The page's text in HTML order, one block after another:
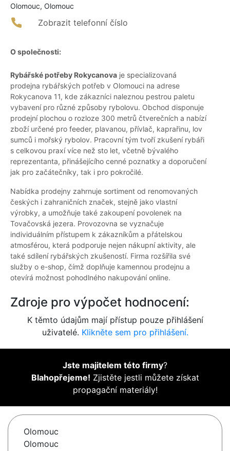
Olomouc, Olomouc
Zobrazit telefonní číslo
O společnosti:
Rybářské potřeby Rokycanova je specializovaná
prodejna rybářských potřeb v Olomouci na adrese
Rokycanova 11, kde zákazníci naleznou pestrou paletu
vybavení pro různé způsoby rybolovu. Obchod disponuje
prodejní plochou o rozloze 300 metrů čtverečních a nabízí
zboží určené pro feeder, plavanou, přívlač, kaprařinu, lov
sumců i mořský rybolov. Pracovní tým tvoří zkušení rybáři
s celkovou praxí více než sto let, včetně bývalého
reprezentanta, přinášejícího cenné poznatky a doporučení
jak pro začátečníky, tak i pro pokročilé.
Nabídka prodejny zahrnuje sortiment od renomovaných
českých i zahraničních značek, stejně jako vlastní
výrobky, a umožňuje také zakoupení povolenek na
Tovačovská jezera. Provozovna se vyznačuje
individuálním přístupem k zákazníkům a přátelskou
atmosférou, která podporuje nejen nákupní aktivity, ale
také sdílení rybářských zkušeností. Firma rozšířila své
služby o e-shop, čímž doplňuje kamennou prodejnu a
otevírá možnost pohodlného nakupování online.
Zdroje pro výpočet hodnocení:
K těmto údajům mají přístup pouze přihlášení
uživatelé. Klikněte sem pro přihlášení.
Jste majitelem této firmy?
Blahopřejeme! Zjistěte jestli můžete získat
propagační materiály!
Olomouc
Olomouc